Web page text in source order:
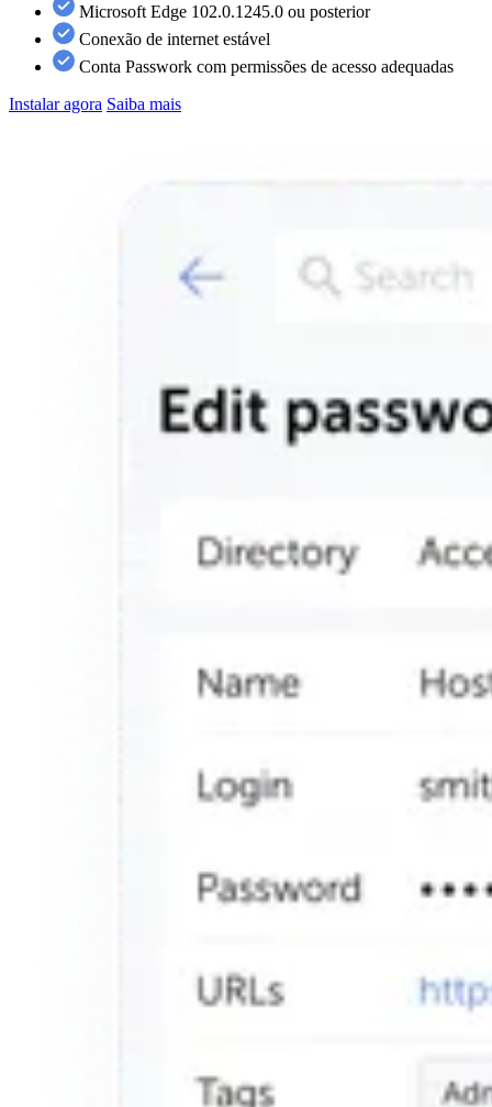
Microsoft Edge 102.0.1245.0 ou posterior
Conexão de internet estável
Conta Passwork com permissões de acesso adequadas
Instalar agora Saiba mais